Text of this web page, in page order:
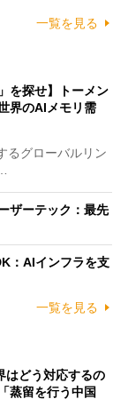
一覧を見る
を探せ】トーメン
界のAIメモリ需
るグローバルリン
ザーテック：最先
：AIインフラを支
一覧を見る
はどう対応するの
蒸留を行う中国